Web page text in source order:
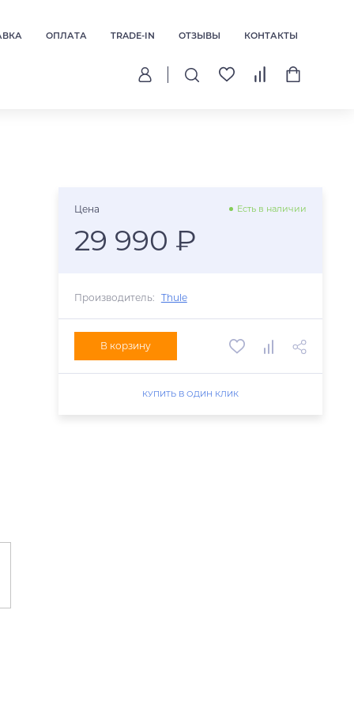
ОПЛАТА TRADE-IN ОТЗЫВЫ КОНТАКТЫ
Цена Есть в наличии
29 990 ₽
Производитель: Thule
В корзину
КУПИТЬ В ОДИН КЛИК